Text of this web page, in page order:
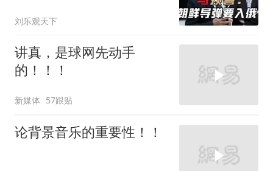
刘乐观天下
讲真，是球网先动手
的！！！
新媒体 57跟贴
论背景音乐的重要性！！